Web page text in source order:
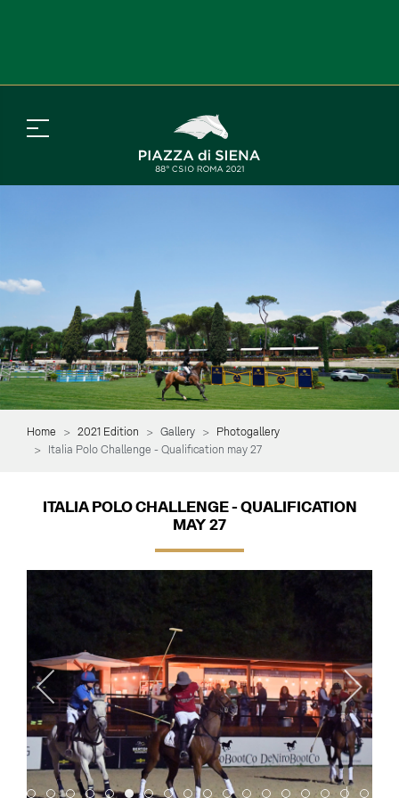
Home 2021 Edition Gallery
Photogallery
Italia Polo Challenge - Qualification may 27
ITALIA POLO CHALLENGE - QUALIFICATION
MAY 27